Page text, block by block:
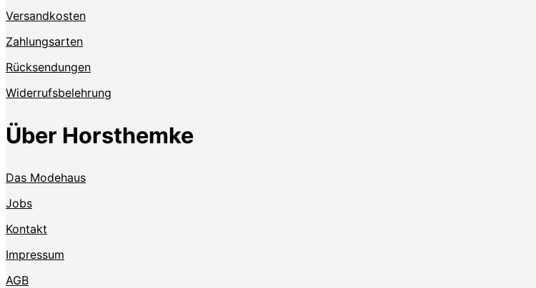
Versandkosten
Zahlungsarten
Rücksendungen
Widerrufsbelehrung
Über Horsthemke
Das Modehaus
Jobs
Kontakt
Impressum
AGB